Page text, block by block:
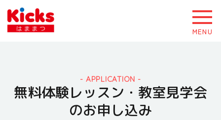
MENU
APPLICATION
無料体験レッスン・教室見学会
のお申し込み